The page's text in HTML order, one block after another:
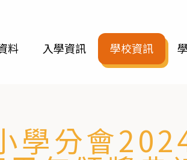
料 入學資訊 學校資訊
學分會